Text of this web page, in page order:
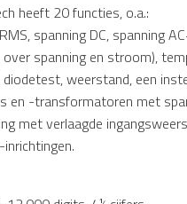
heeft 20 functies, o.a.:
spanning DC, spanning
over spanning en stroom),
weerstand, een
en -transformatoren met
met verlaagde